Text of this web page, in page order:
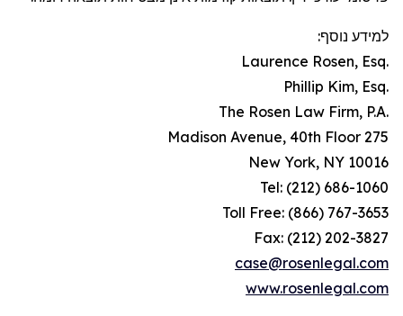
למידע נוסף:
.Laurence Rosen, Esq
.Phillip Kim, Esq
.The Rosen Law Firm, P.A
275 Madison Avenue, 40th Floor
New York, NY 10016
Tel: (212) 686-1060
Toll Free: (866) 767-3653
Fax: (212) 202-3827
case@rosenlegal.com
www.rosenlegal.com